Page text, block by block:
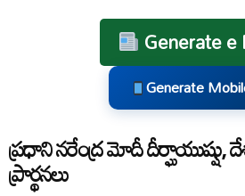
Generate e
Generate
ప్రధాని నరేంద్ర మోదీ దీర్ఘాయుష్షు,
ప్రార్థనలు